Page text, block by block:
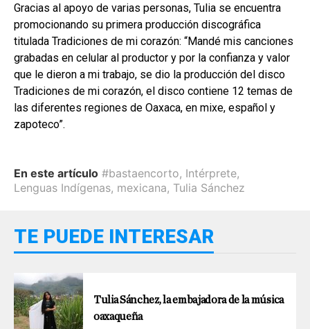
Gracias al apoyo de varias per­sonas, Tulia se encuentra
promocio­nando su primera producción dis­cográfica
titulada Tradiciones de mi corazón: “Mandé mis canciones
grabadas en celular al productor y por la confianza y valor
que le dieron a mi trabajo, se dio la producción del disco
Tradiciones de mi corazón, el disco contiene 12 temas de
las di­ferentes regiones de Oaxaca, en mixe, español y
zapoteco”.
En este artículo #bastaencorto, Intérprete,
Lenguas Indígenas, mexicana, Tulia Sánchez
TE PUEDE INTERESAR
Tulia Sánchez, la embajadora de la música
oaxaqueña